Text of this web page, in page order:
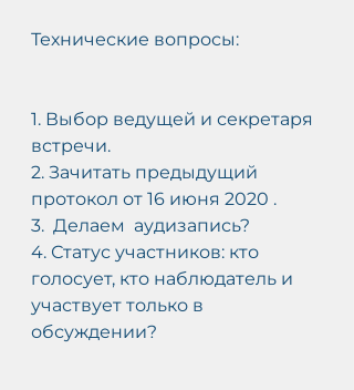
Технические вопросы:
1. Выбор ведущей и секретаря
встречи.
2. Зачитать предыдущий
протокол от 16 июня 2020 .
3.  Делаем  аудизапись?
4. Статус участников: кто
голосует, кто наблюдатель и
участвует только в
обсуждении?